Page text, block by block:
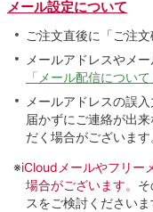
メール設定について
ご注文直後に「ご注
メールアドレスやメ
「メール配信について
メールアドレスの誤
届かずにご連絡が出
だく場合がございます
※iCloudメールやフリー
場合がございます。
スをご検討くださいま